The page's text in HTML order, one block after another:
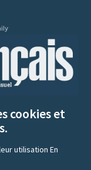
cookies et
utilisationEn